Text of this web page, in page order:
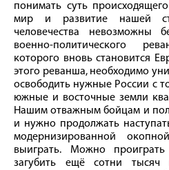
понимать суть
мир и развитие нашей
человечества невозможны
военно-политического
которого вновь становится
этого реванша, необходимо
освободить нужные России с
южные и восточные земли
Нашим отважным бойцам и
и нужно продолжать
модернизированной
выиграть. Можно
загубить ещё сотни